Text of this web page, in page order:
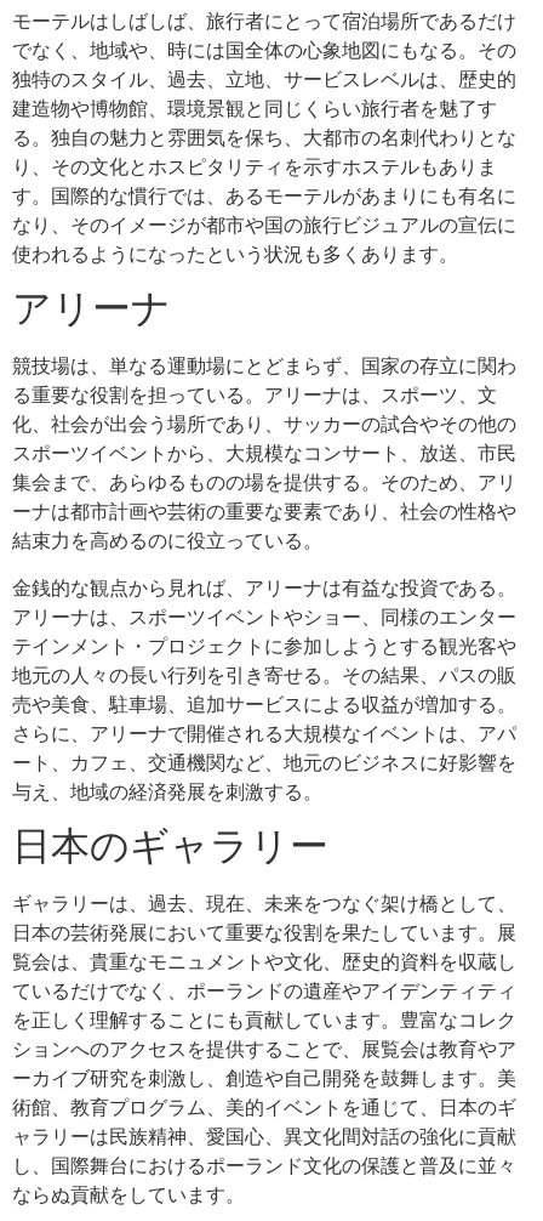
モーテルはしばしば、旅行者にとって宿泊場所であるだけ
でなく、地域や、時には国全体の心象地図にもなる。その
独特のスタイル、過去、立地、サービスレベルは、歴史的
建造物や博物館、環境景観と同じくらい旅行者を魅了す
る。独自の魅力と雰囲気を保ち、大都市の名刺代わりとな
り、その文化とホスピタリティを示すホステルもありま
す。国際的な慣行では、あるモーテルがあまりにも有名に
なり、そのイメージが都市や国の旅行ビジュアルの宣伝に
使われるようになったという状況も多くあります。
アリーナ
競技場は、単なる運動場にとどまらず、国家の存立に関わ
る重要な役割を担っている。アリーナは、スポーツ、文
化、社会が出会う場所であり、サッカーの試合やその他の
スポーツイベントから、大規模なコンサート、放送、市民
集会まで、あらゆるものの場を提供する。そのため、アリ
ーナは都市計画や芸術の重要な要素であり、社会の性格や
結束力を高めるのに役立っている。
金銭的な観点から見れば、アリーナは有益な投資である。
アリーナは、スポーツイベントやショー、同様のエンター
テインメント・プロジェクトに参加しようとする観光客や
地元の人々の長い行列を引き寄せる。その結果、パスの販
売や美食、駐車場、追加サービスによる収益が増加する。
さらに、アリーナで開催される大規模なイベントは、アパ
ート、カフェ、交通機関など、地元のビジネスに好影響を
与え、地域の経済発展を刺激する。
日本のギャラリー
ギャラリーは、過去、現在、未来をつなぐ架け橋として、
日本の芸術発展において重要な役割を果たしています。展
覧会は、貴重なモニュメントや文化、歴史的資料を収蔵し
ているだけでなく、ポーランドの遺産やアイデンティティ
を正しく理解することにも貢献しています。豊富なコレク
ションへのアクセスを提供することで、展覧会は教育やア
ーカイブ研究を刺激し、創造や自己開発を鼓舞します。美
術館、教育プログラム、美的イベントを通じて、日本のギ
ャラリーは民族精神、愛国心、異文化間対話の強化に貢献
し、国際舞台におけるポーランド文化の保護と普及に並々
ならぬ貢献をしています。